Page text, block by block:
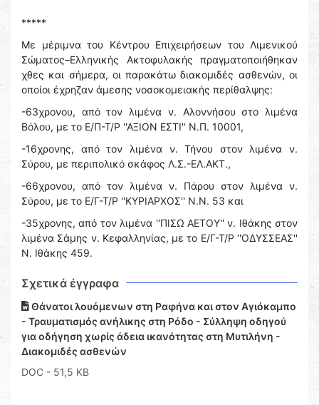
*****
Με μέριμνα του Κέντρου Επιχειρήσεων του Λιμενικού
Σώματος–Ελληνικής Ακτοφυλακής πραγματοποιήθηκαν
χθες και σήμερα, οι παρακάτω διακομιδές ασθενών, οι
οποίοι έχρηζαν άμεσης νοσοκομειακής περίθαλψης:
-63χρονου, από τον λιμένα ν. Αλοννήσου στο λιμένα
Βόλου, με το Ε/Π-Τ/Ρ ''ΑΞΙΟΝ ΕΣΤΙ'' Ν.Π. 10001,
-16χρονης, από τον λιμένα ν. Τήνου στον λιμένα ν.
Σύρου, με περιπολικό σκάφος Λ.Σ.-ΕΛ.ΑΚΤ.,
-66χρονου, από τον λιμένα ν. Πάρου στον λιμένα ν.
Σύρου, με το Ε/Γ-Τ/Ρ ''ΚΥΡΙΑΡΧΟΣ'' Ν.Ν. 53 και
-35χρονης, από τον λιμένα ''ΠΙΣΩ ΑΕΤΟΥ'' ν. Ιθάκης στον
λιμένα Σάμης ν. Κεφαλληνίας, με το Ε/Γ-Τ/Ρ ''ΟΔΥΣΣΕΑΣ''
Ν. Ιθάκης 459.
Σχετικά έγγραφα
Θάνατοι λουόμενων στη Ραφήνα και στον Αγιόκαμπο
- Τραυματισμός ανήλικης στη Ρόδο - Σύλληψη οδηγού
για οδήγηση χωρίς άδεια ικανότητας στη Μυτιλήνη -
Διακομιδές ασθενών
DOC - 51,5 KB